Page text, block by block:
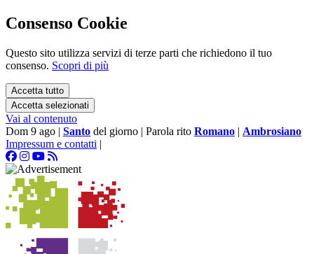
Consenso Cookie
Questo sito utilizza servizi di terze parti che richiedono il tuo
consenso. Scopri di più
Accetta tutto
Accetta selezionati
Vai al contenuto
Dom 9 ago | Santo del giorno | Parola rito Romano | Ambrosiano
Impressum e contatti |